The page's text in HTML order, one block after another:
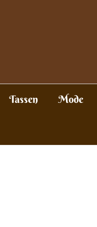
Tassen Mode